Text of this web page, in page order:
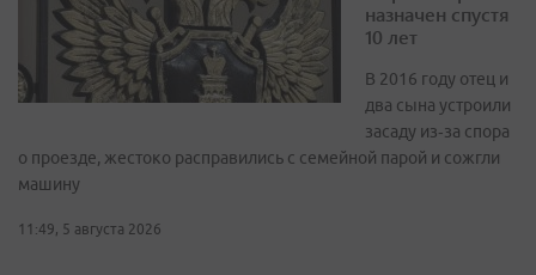
назначен спустя
10 лет
В 2016 году отец и
два сына устроили
засаду из‑за спора
о проезде, жестоко расправились с семейной парой и сожгли
машину
11:49, 5 августа 2026